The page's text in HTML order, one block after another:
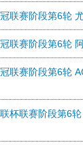
联赛阶段第6轮
联赛阶段第6轮
联赛阶段第6轮
杯联赛阶段第6